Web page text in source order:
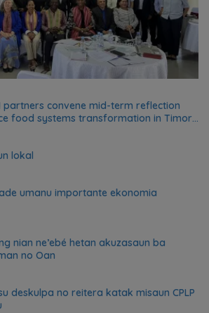
partners convene mid-term reflection
food systems transformation in Timor-
lokal
umanu importante ekonomia
nian ne’ebé hetan akuzasaun ba
no Oan
deskulpa no reitera katak misaun CPLP